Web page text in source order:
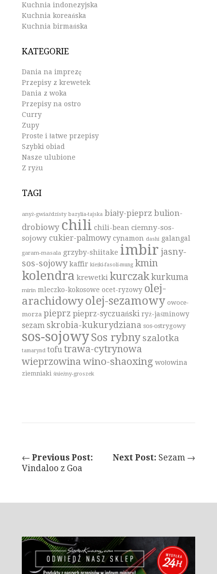
Kuchnia indonezyjska
Kuchnia koreańska
Kuchnia birmańska
KATEGORIE
Dania na imprezę
Przepisy z krewetek
Dania z woka
Przepisy na ostro
Curry
Zupy
Proste i łatwe przepisy
Szybki obiad
Nasze ulubione
Z ryżu
TAGI
anyż-gwiaździsty bazylia-tajska biały-pieprz bulion-
drobiowy chili chili-bean ciemny-sos-
sojowy cukier-palmowy cynamon dashi galangal
garam-masala grzyby-shiitake imbir jasny-
sos-sojowy kaffir kiełki-fasoli-mung kmin
kolendra krewetki kurczak kurkuma
mirin mleczko-kokosowe ocet-ryzowy olej-
arachidowy olej-sezamowy owoce-
morza pieprz pieprz-syczuański ryż-jaśminowy
sezam skrobia-kukurydziana sos-ostrygowy
sos-sojowy Sos rybny szalotka
tamarynd tofu trawa-cytrynowa
wieprzowina wino-shaoxing wołowina
ziemniaki śnieżny-groszek
Next Post: Sezam →
← Previous Post:
Vindaloo z Goa